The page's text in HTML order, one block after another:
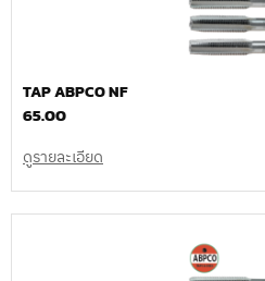
TAP ABPCO NF
65.00
ดูรายละเอียด